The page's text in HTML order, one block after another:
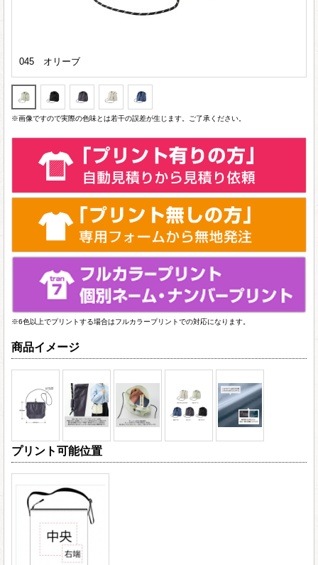
045 オリーブ
※画像ですので実際の色味とは若干の誤差が生じます。ご了承ください。
※6色以上でプリントする場合はフルカラープリントでの対応になります。
商品イメージ
プリント可能位置